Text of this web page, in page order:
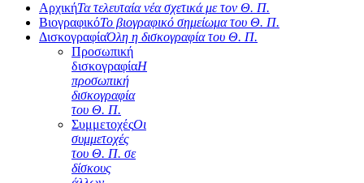
ΑρχικήΤα τελευταία νέα σχετικά με τον Θ. Π.
ΒιογραφικόΤο βιογραφικό σημείωμα του Θ. Π.
ΔισκογραφίαΌλη η δισκογραφία του Θ. Π.
Προσωπική
δισκογραφίαΗ
προσωπική
δισκογραφία
του Θ. Π.
ΣυμμετοχέςΟι
συμμετοχές
του Θ. Π. σε
δίσκους